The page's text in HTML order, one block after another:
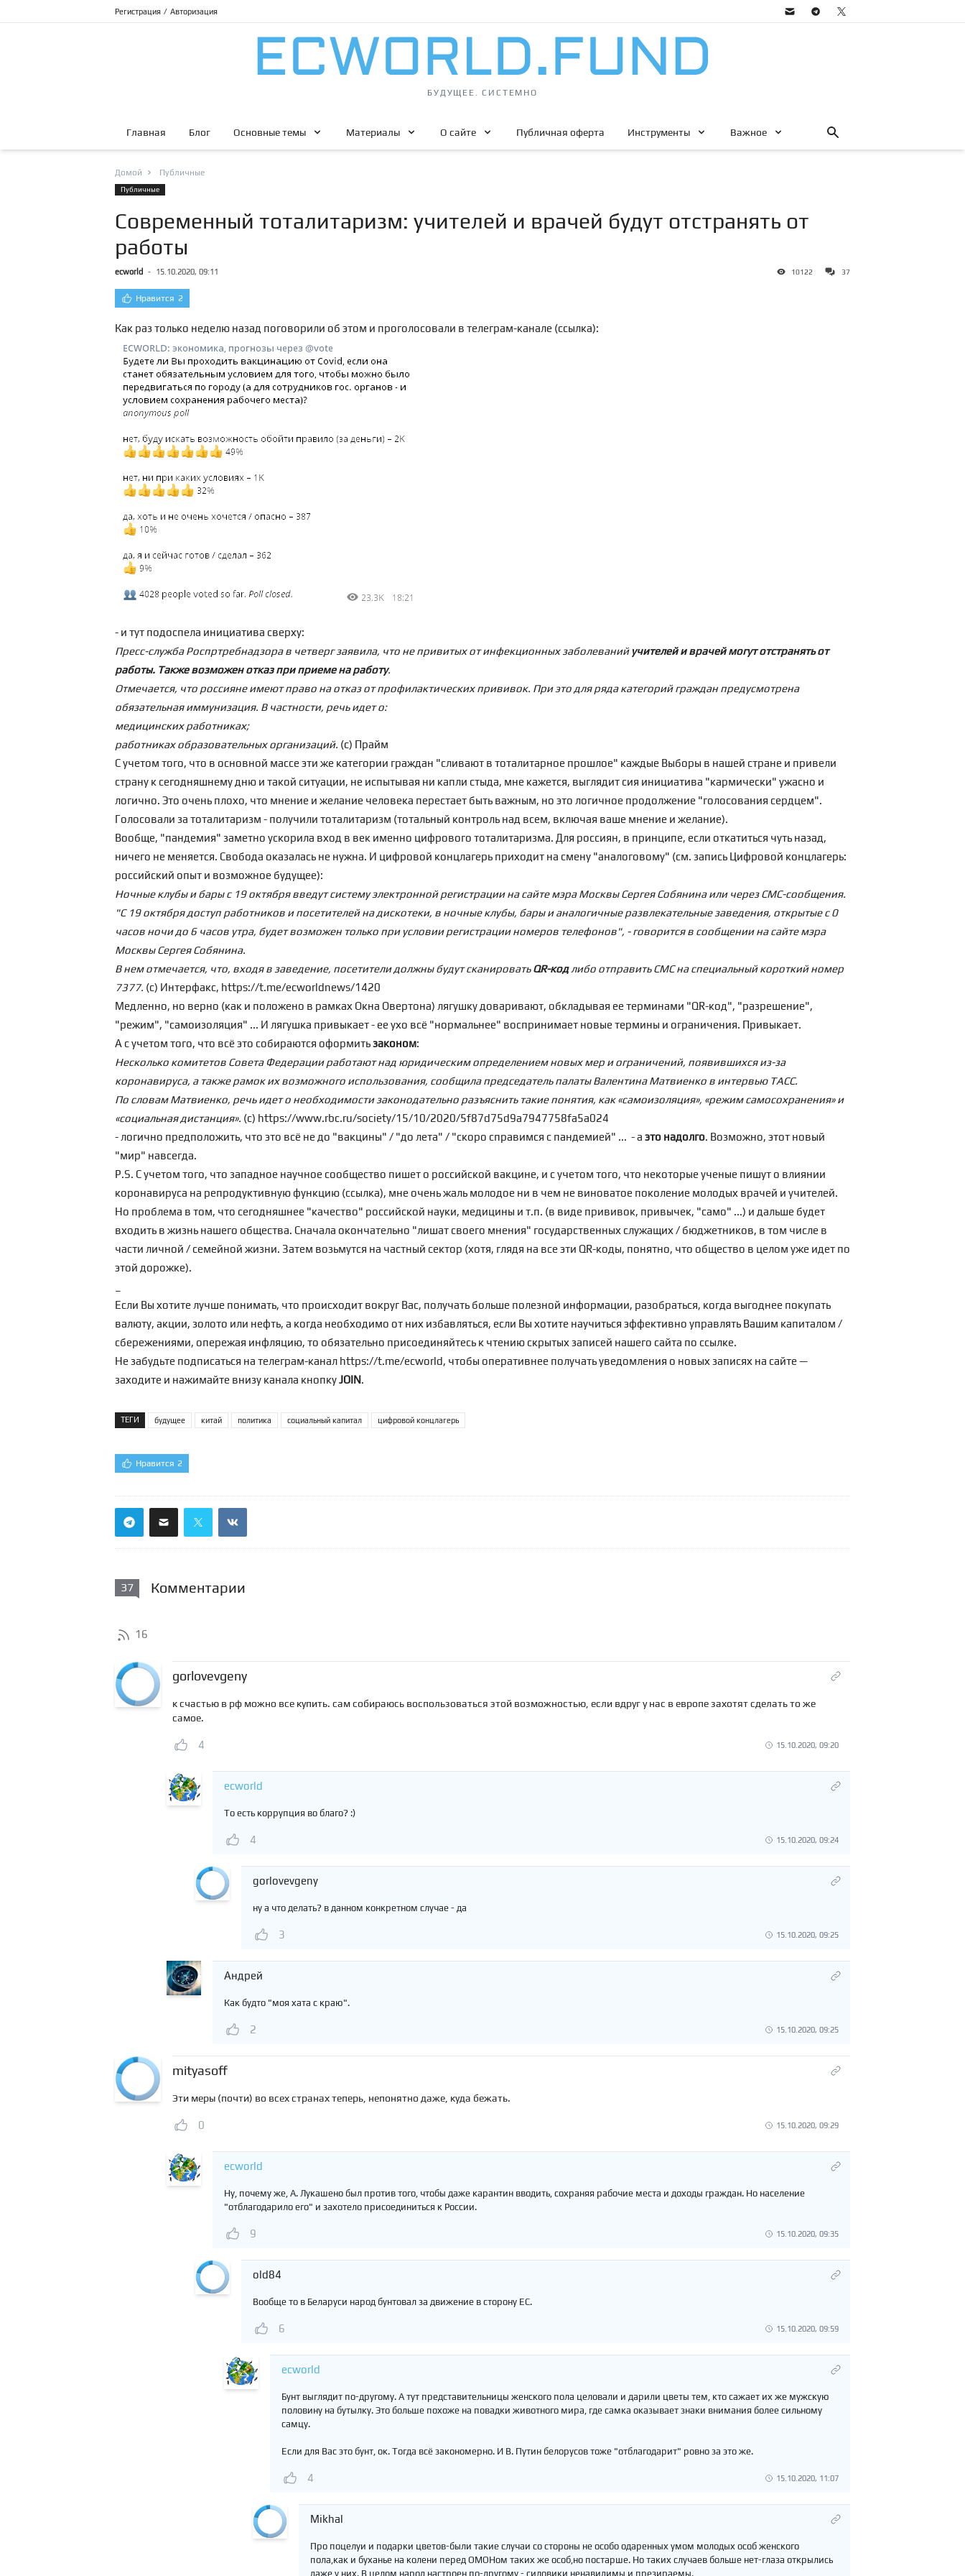
Регистрация / Авторизация
БУДУЩЕЕ. СИСТЕМНО
Главная Блог Основные темы Материалы О сайте Публичная оферта Инструменты Важное
Домой Публичные
Публичные
Современный тоталитаризм: учителей и врачей будут отстранять от
работы
ecworld - 15.10.2020, 09:11 10122 37
Нравится 2
Как раз только неделю назад поговорили об этом и проголосовали в телеграм-канале (ссылка):
- и тут подоспела инициатива сверху:
Пресс-служба Роспртребнадзора в четверг заявила, что не привитых от инфекционных заболеваний учителей и врачей могут отстранять от
работы. Также возможен отказ при приеме на работу.
Отмечается, что россияне имеют право на отказ от профилактических прививок. При это для ряда категорий граждан предусмотрена
обязательная иммунизация. В частности, речь идет о:
медицинских работниках;
работниках образовательных организаций. (с) Прайм
С учетом того, что в основной массе эти же категории граждан "сливают в тоталитарное прошлое" каждые Выборы в нашей стране и привели
страну к сегодняшнему дню и такой ситуации, не испытывая ни капли стыда, мне кажется, выглядит сия инициатива "кармически" ужасно и
логично. Это очень плохо, что мнение и желание человека перестает быть важным, но это логичное продолжение "голосования сердцем".
Голосовали за тоталитаризм - получили тоталитаризм (тотальный контроль над всем, включая ваше мнение и желание).
Вообще, "пандемия" заметно ускорила вход в век именно цифрового тоталитаризма. Для россиян, в принципе, если откатиться чуть назад,
ничего не меняется. Свобода оказалась не нужна. И цифровой концлагерь приходит на смену "аналоговому" (см. запись Цифровой концлагерь:
российский опыт и возможное будущее):
Ночные клубы и бары с 19 октября введут систему электронной регистрации на сайте мэра Москвы Сергея Собянина или через СМС-сообщения.
"С 19 октября доступ работников и посетителей на дискотеки, в ночные клубы, бары и аналогичные развлекательные заведения, открытые с 0
часов ночи до 6 часов утра, будет возможен только при условии регистрации номеров телефонов", - говорится в сообщении на сайте мэра
Москвы Сергея Собянина.
В нем отмечается, что, входя в заведение, посетители должны будут сканироватьQR-кодлибо отправить СМС на специальный короткий номер
7377. (с) Интерфакс, https://t.me/ecworldnews/1420
Медленно, но верно (как и положено в рамках Окна Овертона) лягушку доваривают, обкладывая ее терминами "QR-код", "разрешение",
"режим", "самоизоляция" ... И лягушка привыкает - ее ухо всё "нормальнее" воспринимает новые термины и ограничения. Привыкает.
А с учетом того, что всё это собираются оформитьзаконом:
Несколько комитетов Совета Федерации работают над юридическим определением новых мер и ограничений, появившихся из-за
коронавируса, а также рамок их возможного использования, сообщила председатель палаты Валентина Матвиенко в интервью ТАСС.
По словам Матвиенко, речь идет о необходимости законодательно разъяснить такие понятия, как «самоизоляция», «режим самосохранения» и
«социальная дистанция». (с) https://www.rbc.ru/society/15/10/2020/5f87d75d9a7947758fa5a024
- логично предположить, что это всё не до "вакцины" / "до лета" / "скоро справимся с пандемией" ... - а это надолго. Возможно, этот новый
"мир" навсегда.
P.S. С учетом того, что западное научное сообщество пишет о российской вакцине, и с учетом того, что некоторые ученые пишут о влиянии
коронавируса на репродуктивную функцию (ссылка), мне очень жаль молодое ни в чем не виноватое поколение молодых врачей и учителей.
Но проблема в том, что сегодняшнее "качество" российской науки, медицины и т.п. (в виде прививок, привычек, "само" ...) и дальше будет
входить в жизнь нашего общества. Сначала окончательно "лишат своего мнения" государственных служащих / бюджетников, в том числе в
части личной / семейной жизни. Затем возьмутся на частный сектор (хотя, глядя на все эти QR-коды, понятно, что общество в целом уже идет по
этой дорожке).
Если Вы хотите лучше понимать, что происходит вокруг Вас, получать больше полезной информации, разобраться, когда выгоднее покупать
валюту, акции, золото или нефть, а когда необходимо от них избавляться, если Вы хотите научиться эффективно управлять Вашим капиталом /
сбережениями, опережая инфляцию, то обязательно присоединяйтесь к чтению скрытых записей нашего сайта по ссылке.
Не забудьте подписаться на телеграм-канал https://t.me/ecworld, чтобы оперативнее получать уведомления о новых записях на сайте —
заходите и нажимайте внизу канала кнопкуJOIN.
ТЕГИ будущее китай политика социальный капитал цифровой концлагерь
Нравится 2
37 Комментарии
16
gorlovevgeny
к счастью в рф можно все купить. сам собираюсь воспользоваться этой возможностью, если вдруг у нас в европе захотят сделать то же
самое.
4 15.10.2020, 09:20
ecworld
То есть коррупция во благо? :)
4 15.10.2020, 09:24
gorlovevgeny
ну а что делать? в данном конкретном случае - да
3 15.10.2020, 09:25
Андрей
Как будто "моя хата с краю".
2 15.10.2020, 09:25
mityasoff
Эти меры (почти) во всех странах теперь, непонятно даже, куда бежать.
0 15.10.2020, 09:29
ecworld
Ну, почему же, А. Лукашено был против того, чтобы даже карантин вводить, сохраняя рабочие места и доходы граждан. Но население
"отблагодарило его" и захотело присоединиться к России.
9 15.10.2020, 09:35
old84
Вообще то в Беларуси народ бунтовал за движение в сторону ЕС.
6 15.10.2020, 09:59
ecworld
Бунт выглядит по-другому. А тут представительницы женского пола целовали и дарили цветы тем, кто сажает их же мужскую
половину на бутылку. Это больше похоже на повадки животного мира, где самка оказывает знаки внимания более сильному
самцу.
Если для Вас это бунт, ок. Тогда всё закономерно. И В. Путин белорусов тоже "отблагодарит" ровно за это же.
4 15.10.2020, 11:07
Mikhal
Про поцелуи и подарки цветов-были такие случаи со стороны не особо одаренных умом молодых особ женского
пола,как и буханье на колени перед ОМОНом таких же особ,но постарше. Но таких случаев больше нет-глаза открылись
даже у них. В целом народ настроен по-другому - силовики ненавидимы и презираемы.